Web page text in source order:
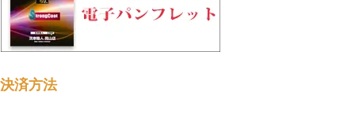
決済方法